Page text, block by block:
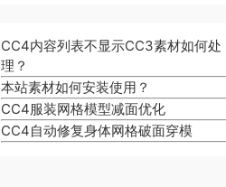
CC4内容列表不显示CC3素材如何处
理？
本站素材如何安装使用？
CC4服装网格模型减面优化
CC4自动修复身体网格破面穿模